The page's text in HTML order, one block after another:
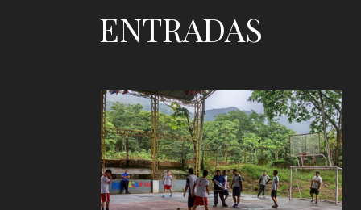
ENTRADAS